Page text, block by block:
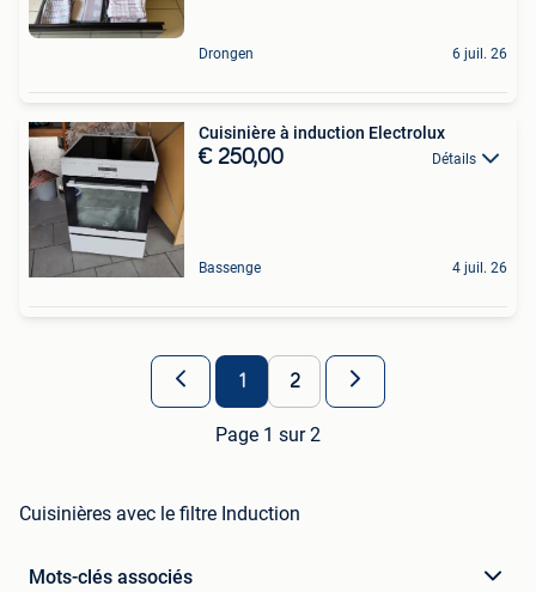
Drongen 6 juil. 26
Cuisinière à induction Electrolux
€ 250,00 Détails
Bassenge 4 juil. 26
1 2
Page 1 sur 2
Cuisinières avec le filtre Induction
Mots-clés associés